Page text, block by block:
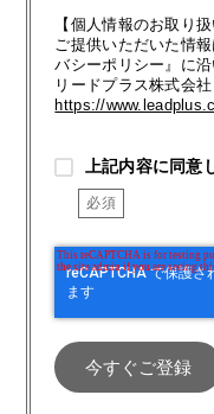
【個人情報のお取り
ご提供いただいた情
バシーポリシー』に
リードプラス株式会
https://
上記内容に同